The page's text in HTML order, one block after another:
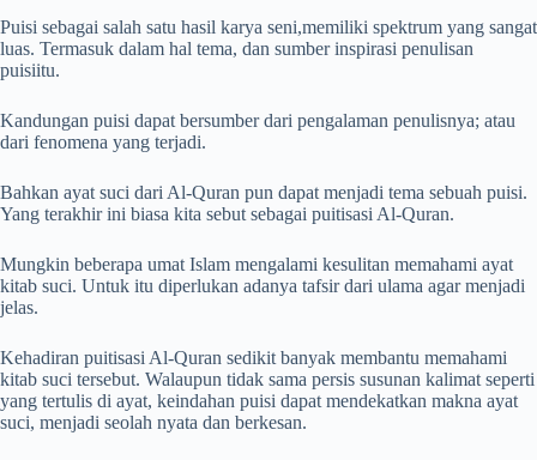
Puisi sebagai salah satu hasil karya seni,memiliki spektrum yang sangat
luas. Termasuk dalam hal tema, dan sumber inspirasi penulisan
puisiitu.
Kandungan puisi dapat bersumber dari pengalaman penulisnya; atau
dari fenomena yang terjadi.
Bahkan ayat suci dari Al-Quran pun dapat menjadi tema sebuah puisi.
Yang terakhir ini biasa kita sebut sebagai puitisasi Al-Quran.
Mungkin beberapa umat Islam mengalami kesulitan memahami ayat
kitab suci. Untuk itu diperlukan adanya tafsir dari ulama agar menjadi
jelas.
Kehadiran puitisasi Al-Quran sedikit banyak membantu memahami
kitab suci tersebut. Walaupun tidak sama persis susunan kalimat seperti
yang tertulis di ayat, keindahan puisi dapat mendekatkan makna ayat
suci, menjadi seolah nyata dan berkesan.